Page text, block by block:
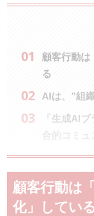
顧客行動は
る
AIは、”組
「生成AI
合的コミ
ブランド認
AI時代の新
さいごに
顧客行動は
化」している